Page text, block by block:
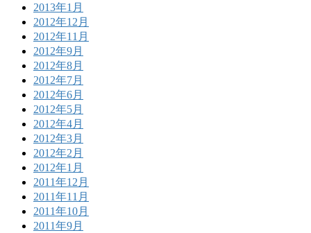
2013年1月
2012年12月
2012年11月
2012年9月
2012年8月
2012年7月
2012年6月
2012年5月
2012年4月
2012年3月
2012年2月
2012年1月
2011年12月
2011年11月
2011年10月
2011年9月